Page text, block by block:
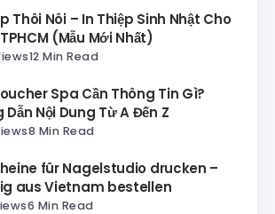
Thôi Nôi – In Thiệp Sinh Nhật Cho
(Mẫu Mới Nhất)
12 Min Read
Spa Cần Thông Tin Gì?
Dẫn Nội Dung Từ A Đến Z
8 Min Read
für Nagelstudio drucken –
aus Vietnam bestellen
6 Min Read